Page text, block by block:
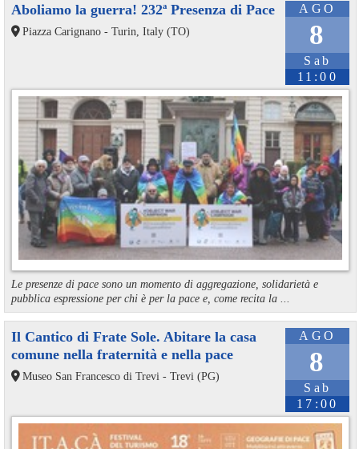
AGO
8
Sab
11:00
Aboliamo la guerra! 232ª Presenza di Pace
Piazza Carignano - Turin, Italy (TO)
Le presenze di pace sono un momento di aggregazione, solidarietà e
pubblica espressione per chi è per la pace e, come recita la ...
AGO
8
Sab
17:00
Il Cantico di Frate Sole. Abitare la casa
comune nella fraternità e nella pace
Museo San Francesco di Trevi - Trevi (PG)